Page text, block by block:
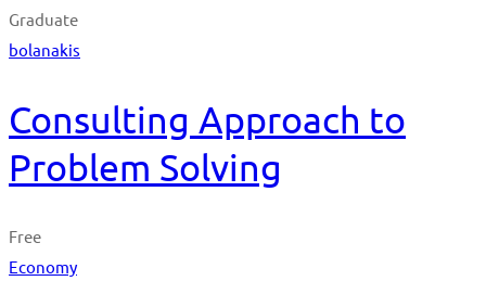
Graduate
bolanakis
Consulting Approach to
Problem Solving
Free
Economy